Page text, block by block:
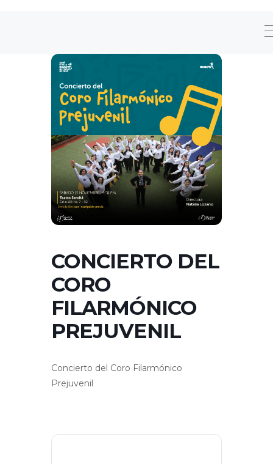
CONCIERTO DEL
CORO
FILARMÓNICO
PREJUVENIL
Concierto del Coro Filarmónico
Prejuvenil